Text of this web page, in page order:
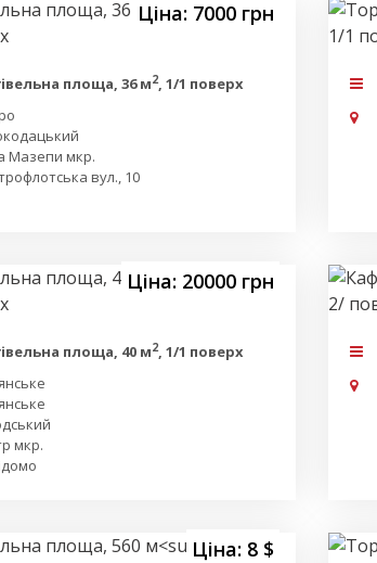
Ціна: 7000 грн
площа, 36 м2, 1/1 поверх
Мазепи мкр.
вул., 10
Ціна: 20000 грн
площа, 40 м2, 1/1 поверх
мкр.
Ціна: 8 $